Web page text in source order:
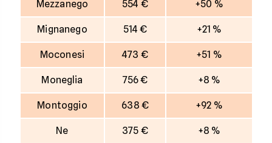
Mezzanego 554 € +50 %
Mignanego 514 € +21 %
Moconesi 473 € +51 %
Moneglia 756 € +8 %
Montoggio 638 € +92 %
Ne 375 € +8 %